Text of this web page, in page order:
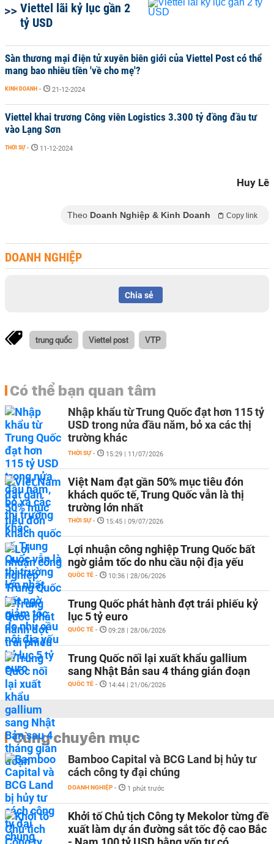
Viettel lãi kỷ lục gần 2
tỷ USD
Sàn thương mại điện tử xuyên biên giới của Viettel Post có thể
mang bao nhiêu tiền 'về cho mẹ'?
KINH DOANH - 21-12-2024
Viettel khai trương Công viên Logistics 3.300 tỷ đồng đầu tư
vào Lạng Sơn
THỜI SỰ - 11-12-2024
Huy Lê
Theo Doanh Nghiệp & Kinh Doanh Copy link
DOANH NGHIỆP
Chia sẻ
trung quốc Viettel post VTP
Có thể bạn quan tâm
Nhập khẩu từ Trung Quốc đạt hơn 115 tỷ
USD trong nửa đầu năm, bỏ xa các thị
trường khác
THỜI SỰ - 15:29 | 11/07/2026
Việt Nam đạt gần 50% mục tiêu đón
khách quốc tế, Trung Quốc vẫn là thị
trường lớn nhất
THỜI SỰ - 15:45 | 09/07/2026
Lợi nhuận công nghiệp Trung Quốc bất
ngờ giảm tốc do nhu cầu nội địa yếu
QUỐC TẾ - 10:36 | 28/06/2026
Trung Quốc phát hành đợt trái phiếu kỷ
lục 5 tỷ euro
QUỐC TẾ - 09:28 | 28/06/2026
Trung Quốc nối lại xuất khẩu gallium
sang Nhật Bản sau 4 tháng gián đoạn
QUỐC TẾ - 14:44 | 21/06/2026
Cùng chuyên mục
Bamboo Capital và BCG Land bị hủy tư
cách công ty đại chúng
DOANH NGHIỆP - 1 phút trước
Khởi tố Chủ tịch Công ty Mekolor từng đề
xuất làm dự án đường sắt tốc độ cao Bắc